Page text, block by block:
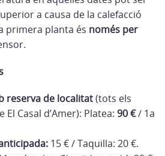
a causa de la calefacció
primera planta és només per
reserva de localitat(tots els
Casal d’Amer): Platea: 90 €/ 1a
15 € / Taquilla: 20 €.